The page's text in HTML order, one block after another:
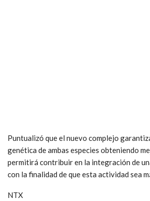
Puntualizó que el nuevo complejo
genética de ambas especies obteniendo
permitirá contribuir en la integración de
con la finalidad de que esta actividad sea
NTX